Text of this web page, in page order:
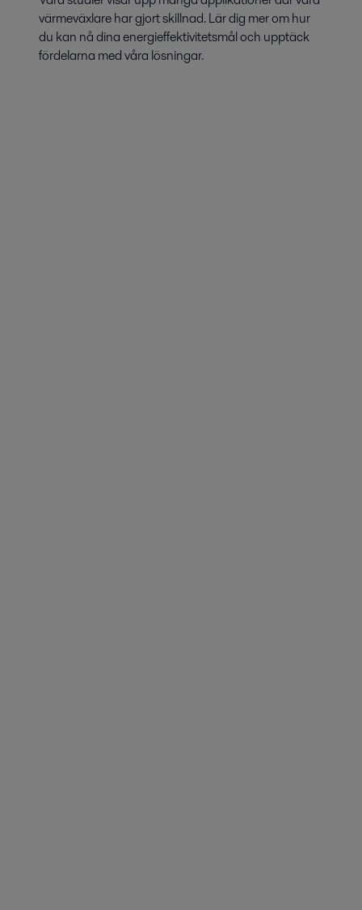
värmeväxlare har gjort skillnad. Lär dig mer om hur
du kan nå dina energieffektivitetsmål och upptäck
fördelarna med våra lösningar.